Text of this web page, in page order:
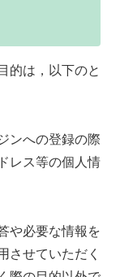
的は，以下のと
ンへの登録の際
レス等の個人情
や必要な情報を
させていただく